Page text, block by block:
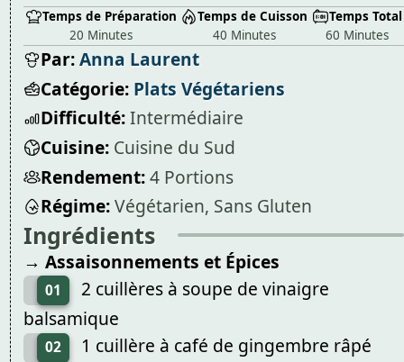
Temps de Préparation
20 Minutes
Temps de Cuisson
40 Minutes
Temps Total
60 Minutes
Par:Anna Laurent
Catégorie: Plats Végétariens
Difficulté:Intermédiaire
Cuisine: Cuisine du Sud
Rendement:4 Portions
Régime:Végétarien, Sans Gluten
Ingrédients
→ Assaisonnements et Épices
01
2 cuillères à soupe de vinaigre
balsamique
02 1 cuillère à café de gingembre râpé